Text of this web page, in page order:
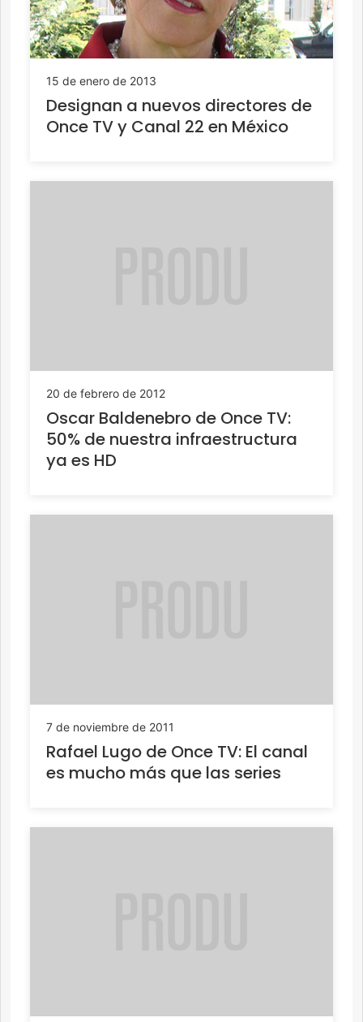
15 de enero de 2013
Designan a nuevos directores de
Once TV y Canal 22 en México
20 de febrero de 2012
Oscar Baldenebro de Once TV:
50% de nuestra infraestructura
ya es HD
7 de noviembre de 2011
Rafael Lugo de Once TV: El canal
es mucho más que las series